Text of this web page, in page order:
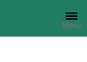
Menu